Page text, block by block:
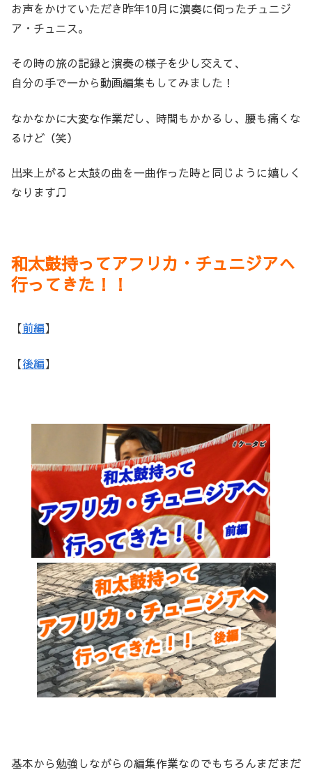
お声をかけていただき昨年10月に演奏に伺ったチュニジ
ア・チュニス。
その時の旅の記録と演奏の様子を少し交えて、
自分の手で一から動画編集もしてみました！
なかなかに大変な作業だし、時間もかかるし、腰も痛くな
るけど（笑）
出来上がると太鼓の曲を一曲作った時と同じように嬉しく
なります♫
和太鼓持ってアフリカ・チュニジアへ
行ってきた！！
【前編】
【後編】
基本から勉強しながらの編集作業なのでもちろんまだまだ